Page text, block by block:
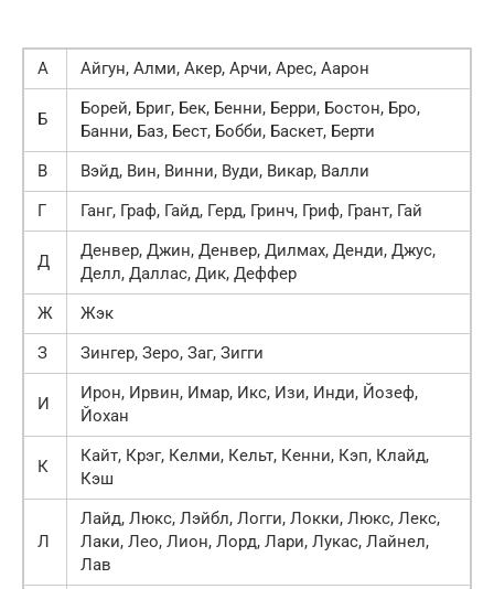
А Айгун, Алми, Акер, Арчи, Арес, Аарон
Б
Борей, Бриг, Бек, Бенни, Берри, Бостон, Бро,
Банни, Баз, Бест, Бобби, Баскет, Берти
В
Вэйд, Вин, Винни, Вуди, Викар, Валли
Г
Ганг, Граф, Гайд, Герд, Гринч, Гриф, Грант, Гай
Д
Денвер, Джин, Денвер, Дилмах, Денди, Джус,
Делл, Даллас, Дик, Деффер
Ж
Жэк
З
Зингер, Зеро, Заг, Зигги
И
Ирон, Ирвин, Имар, Икс, Изи, Инди, Йозеф,
Йохан
К
Кайт, Крэг, Келми, Кельт, Кенни, Кэп, Клайд,
Кэш
Л
Лайд, Люкс, Лэйбл, Логги, Локки, Люкс, Лекс,
Лаки, Лео, Лион, Лорд, Лари, Лукас, Лайнел,
Лав